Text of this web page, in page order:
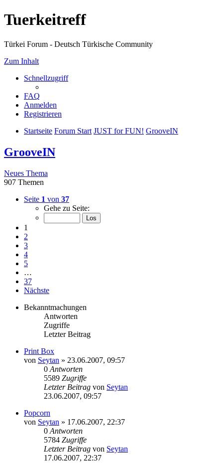
Tuerkeitreff
Türkei Forum - Deutsch Türkische Community
Zum Inhalt
Schnellzugriff
FAQ
Anmelden
Registrieren
Startseite Forum Start JUST for FUN! GrooveIN
GrooveIN
Neues Thema
907 Themen
Seite 1 von 37
Gehe zu Seite:
1
2
3
4
5
…
37
Nächste
Bekanntmachungen
Antworten
Zugriffe
Letzter Beitrag
Print Box
von Seytan » 23.06.2007, 09:57
0 Antworten
5589 Zugriffe
Letzter Beitrag von Seytan
23.06.2007, 09:57
Popcorn
von Seytan » 17.06.2007, 22:37
0 Antworten
5784 Zugriffe
Letzter Beitrag von Seytan
17.06.2007, 22:37